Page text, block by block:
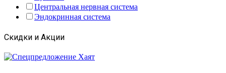
Центральная нервная система
Эндокринная система
Скидки и Акции